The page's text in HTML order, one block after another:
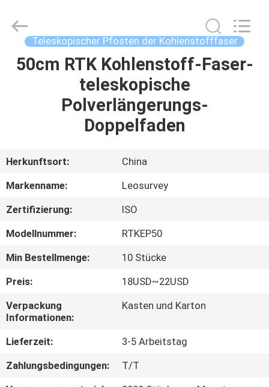
HAUS
PRODUKTE
UNS
AUSFLUG
QUALITÄTSKONTROLLE
TRETEN
SIE
MIT
UNS
Co.,Ltd.
Teleskopischer Pfosten der Kohlenstofffaser
50cm RTK Kohlenstoff-Faser-
teleskopische
Polverlängerungs-
Doppelfaden
Herkunftsort:
China
Markenname:
Leosurvey
Zertifizierung:
ISO
Modellnummer:
RTKEP50
Min Bestellmenge:
10 Stücke
Preis:
18USD~22USD
Verpackung
Informationen:
Kasten und Karton
Lieferzeit:
3-5 Arbeitstag
Zahlungsbedingungen:
T/T